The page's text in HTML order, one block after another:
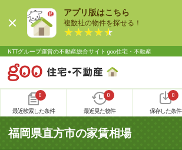
アプリ版はこちら
複数社の物件を探せる！
NTTグループ運営の不動産総合サイト goo住宅・不動産
0
最近検索した条件
0
最近見た物件
0
保存した条件
福岡県直方市の家賃相場